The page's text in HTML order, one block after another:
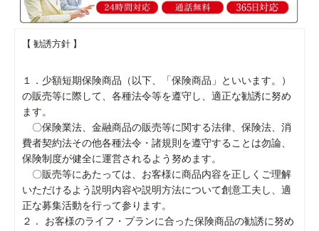
【 勧誘方針 】
１．少額短期保険商品（以下、「保険商品」といいます。）
の販売等に際して、各種法令等を遵守し、適正な勧誘に努め
ます。
〇保険業法、金融商品の販売等に関する法律、保険法、消
費者契約法その他各種法令・諸規則を遵守することは勿論、
保険制度が健全に運営されるよう努めます。
〇販売等にあたっては、お客様に商品内容を正しくご理解
いただけるよう説明内容や説明方法について創意工夫し、適
正な募集活動を行って参ります。
２． お客様のライフ・プランに合った保険商品の勧誘に努め